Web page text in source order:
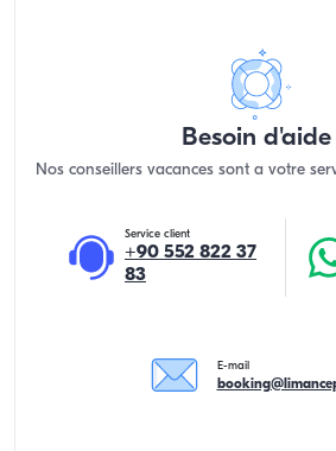
Besoin d'aide
Nos conseillers vacances sont a votre
Service client
+90 552 822 37
83
E-mail